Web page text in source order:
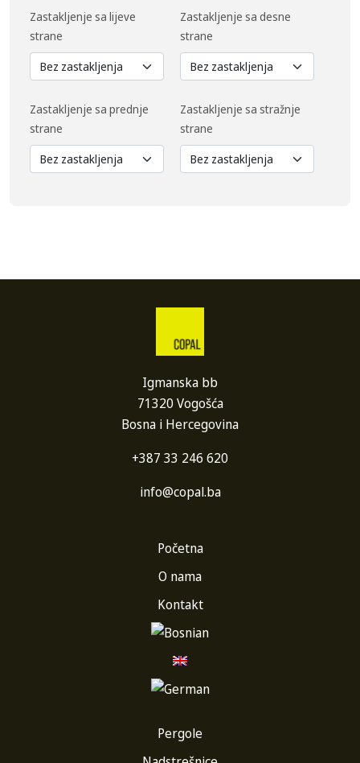
Zastakljenje sa lijeve
strane
Zastakljenje sa desne
strane
Zastakljenje sa prednje
strane
Zastakljenje sa stražnje
strane
Igmanska bb
71320 Vogošća
Bosna i Hercegovina
+387 33 246 620
info@copal.ba
Početna
O nama
Kontakt
Pergole